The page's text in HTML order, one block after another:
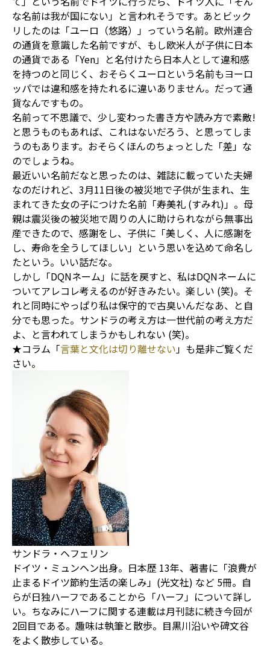
な名前は我が国にない」と言われそうです。あとビック
リしたのは「ユーロ（悠路）」っていう名前。欧州連合
の通貨を意識した名前ですが、もし欧米人が子供に日本
の通貨である「Yen」と名付けたら日本人として違和感
を持つのと同じく、おそらくユーロという名前もヨーロ
ッパでは違和感を持たれるに違いありません。だって通
貨なんですもの。
名前って不思議で、少し変わった書き方や読み方で素敵!
と思うものもあれば、これはないだろう、と思ってしま
うのもあります。おそらくほんのちょっとした「差」な
のでしょうね。
最近いい名前だなと思ったのは、雑誌に載っていた夫婦
なのだけれど、3月11日後の被災地で子供が生まれ、生
まれてきた女の子につけた名前「寿美礼 (すみれ)」。母
親は震災後の被災地で周りの人に助けられながら無事出
産できたので、感謝をし、子供に「美しく、人に感謝を
し、寿命を全うしてほしい」という思いを込めて命名し
たという。いい話だな。
しかし「DQNネーム」に話を戻すと、私はDQNネームに
ついてアレコレ考えるのが好きみたい。楽しい (笑)。そ
れと同時にやっぱり私は保守的で古臭いんだなあ、と自
分でも思った。サンドラの考え方は一世代前の考え方だ
よ、と言われてしまうかもしれない (笑)。
★コラム「言葉と文化は切り離せない 」も是非ご覧くだ
さい。
サンドラ・ヘフェリン
ドイツ・ミュンヘン出身。日本歴 13年、著書に「浪費が
止まるドイツ節約生活の楽しみ」(光文社) など 5冊。自
らが日独ハーフであることから「ハーフ」について詳し
い。ちなみにハーフに関する連載は月刊誌に続き今回が
2回目である。趣味は執筆と散歩。目黒川沿いや碑文谷
をよく散歩している。